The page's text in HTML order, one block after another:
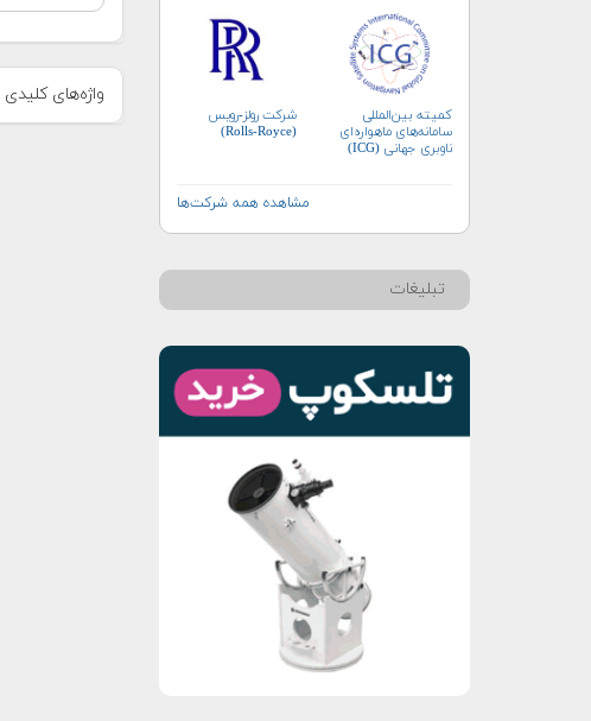
کمیته بین‌المللی
سامانه‌های ماهواره‌ای
ناوبری جهانی (ICG)
شرکت رولز-رویس
(Rolls-Royce)
مشاهده همه شرکت‌ها
تبلیغات
واژه‌های کلیدی